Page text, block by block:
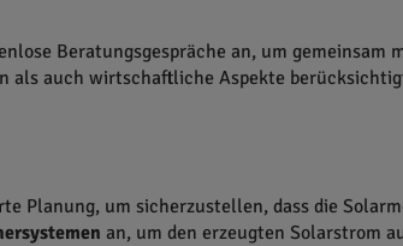
Beratungsgespräche an, um gemeinsam
als auch wirtschaftliche Aspekte
Planung, um sicherzustellen, dass die
an, um den erzeugten Solarstrom